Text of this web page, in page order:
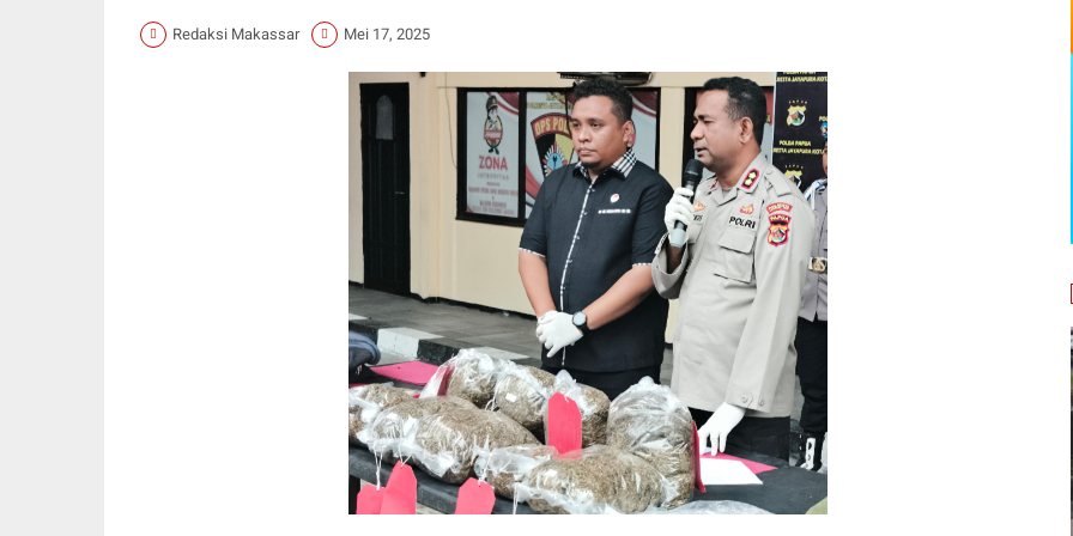
Redaksi Makassar Mei 17, 2025